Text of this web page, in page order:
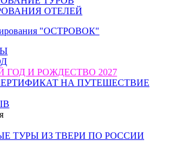
ОТЕЛЕЙ
"ОСТРОВОК"
И РОЖДЕСТВО 2027
НА ПУТЕШЕСТВИЕ
ТУРЫ ИЗ ТВЕРИ ПО РОССИИ